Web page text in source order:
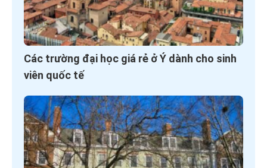
Các trường đại học giá rẻ ở Ý dành cho sinh
viên quốc tế